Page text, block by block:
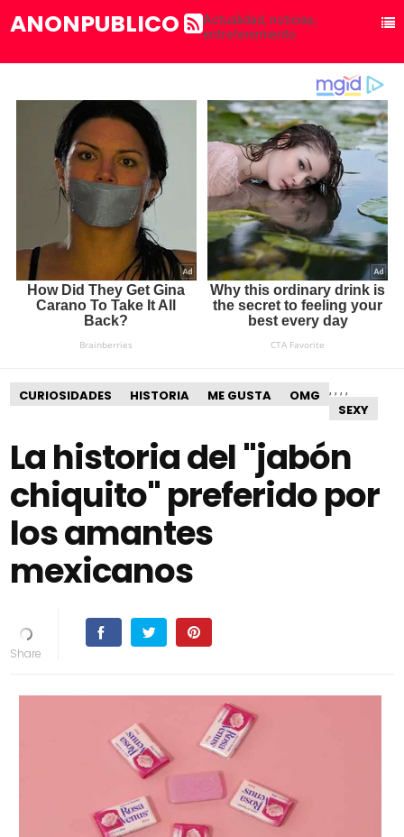
ANONPUBLICO
Actualidad, noticias,
entretenimiento.
CURIOSIDADES ,
HISTORIA ,
ME GUSTA ,
OMG ,
SEXY
La historia del "jabón
chiquito" preferido por
los amantes
mexicanos